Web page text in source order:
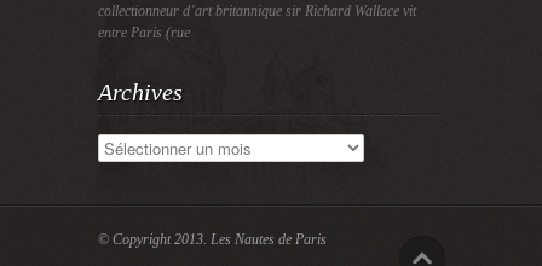
collectionneur d’art britannique sir Richard Wallace vit
entre Paris (rue
Archives
Archives
© Copyright 2013. Les Nautes de Paris